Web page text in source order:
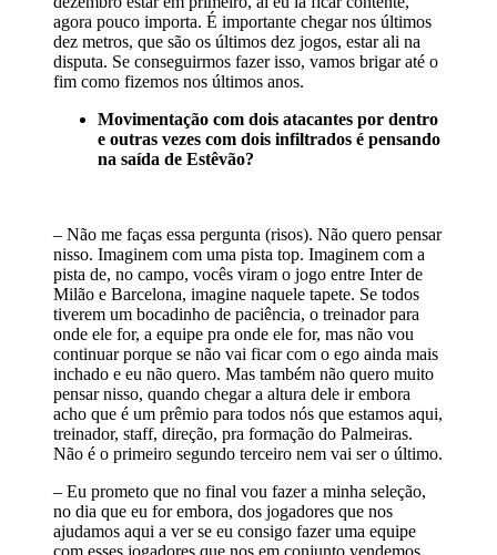
agora pouco importa. É importante chegar nos últimos
dez metros, que são os últimos dez jogos, estar ali na
disputa. Se conseguirmos fazer isso, vamos brigar até o
fim como fizemos nos últimos anos.
Movimentação com dois atacantes por dentro
e outras vezes com dois infiltrados é pensando
na saída de Estêvão?
– Não me faças essa pergunta (risos). Não quero pensar
nisso. Imaginem com uma pista top. Imaginem com a
pista de, no campo, vocês viram o jogo entre Inter de
Milão e Barcelona, imagine naquele tapete. Se todos
tiverem um bocadinho de paciência, o treinador para
onde ele for, a equipe pra onde ele for, mas não vou
continuar porque se não vai ficar com o ego ainda mais
inchado e eu não quero. Mas também não quero muito
pensar nisso, quando chegar a altura dele ir embora
acho que é um prêmio para todos nós que estamos aqui,
treinador, staff, direção, pra formação do Palmeiras.
Não é o primeiro segundo terceiro nem vai ser o último.
– Eu prometo que no final vou fazer a minha seleção,
no dia que eu for embora, dos jogadores que nos
ajudamos aqui a ver se eu consigo fazer uma equipe
com esses jogadores que nos em conjunto vendemos.